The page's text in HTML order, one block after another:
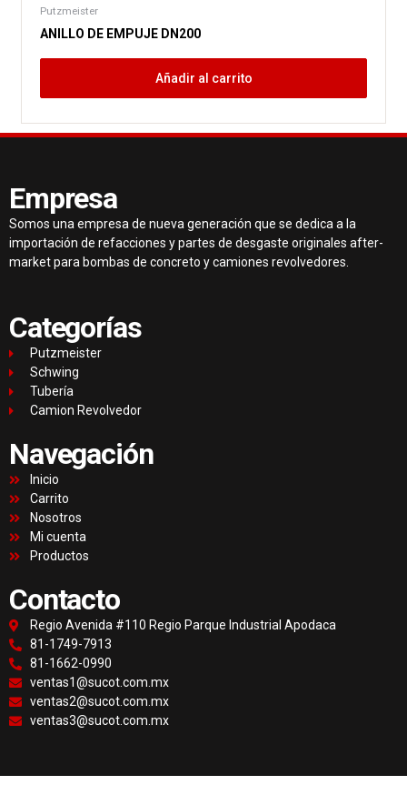
Putzmeister
ANILLO DE EMPUJE DN200
Añadir al carrito
Empresa
Somos una empresa de nueva generación que se dedica a la
importación de refacciones y partes de desgaste originales after-
market para bombas de concreto y camiones revolvedores.
Categorías
Putzmeister
Schwing
Tubería
Camion Revolvedor
Navegación
Inicio
Carrito
Nosotros
Mi cuenta
Productos
Contacto
Regio Avenida #110 Regio Parque Industrial Apodaca
81-1749-7913
81-1662-0990
ventas1@sucot.com.mx
ventas2@sucot.com.mx
ventas3@sucot.com.mx